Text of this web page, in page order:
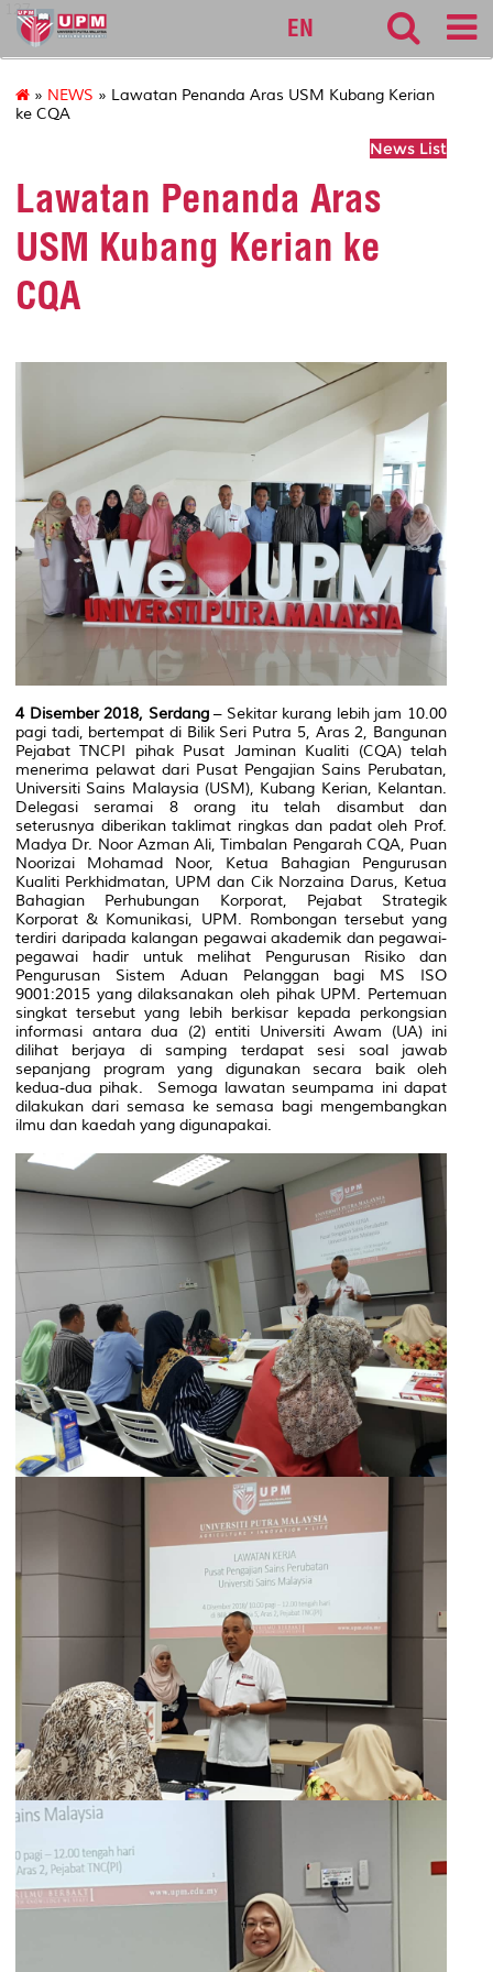
127
EN
» NEWS » Lawatan Penanda Aras USM Kubang Kerian
ke CQA
News List
Lawatan Penanda Aras
USM Kubang Kerian ke
CQA
4 Disember 2018, Serdang– Sekitar kurang lebih jam 10.00
pagi tadi, bertempat di Bilik Seri Putra 5, Aras 2, Bangunan
Pejabat TNCPI pihak Pusat Jaminan Kualiti (CQA) telah
menerima pelawat dari Pusat Pengajian Sains Perubatan,
Universiti Sains Malaysia (USM), Kubang Kerian, Kelantan.
Delegasi seramai 8 orang itu telah disambut dan
seterusnya diberikan taklimat ringkas dan padat oleh Prof.
Madya Dr. Noor Azman Ali, Timbalan Pengarah CQA, Puan
Noorizai Mohamad Noor, Ketua Bahagian Pengurusan
Kualiti Perkhidmatan, UPM dan Cik Norzaina Darus, Ketua
Bahagian Perhubungan Korporat, Pejabat Strategik
Korporat & Komunikasi, UPM. Rombongan tersebut yang
terdiri daripada kalangan pegawai akademik dan pegawai-
pegawai hadir untuk melihat Pengurusan Risiko dan
Pengurusan Sistem Aduan Pelanggan bagi MS ISO
9001:2015 yang dilaksanakan oleh pihak UPM. Pertemuan
singkat tersebut yang lebih berkisar kepada perkongsian
informasi antara dua (2) entiti Universiti Awam (UA) ini
dilihat berjaya di samping terdapat sesi soal jawab
sepanjang program yang digunakan secara baik oleh
kedua-dua pihak. Semoga lawatan seumpama ini dapat
dilakukan dari semasa ke semasa bagi mengembangkan
ilmu dan kaedah yang digunapakai.